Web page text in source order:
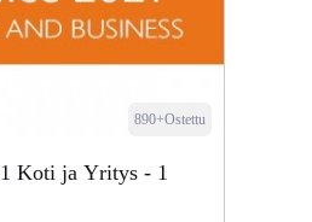
890+Ostettu
Koti ja Yritys - 1